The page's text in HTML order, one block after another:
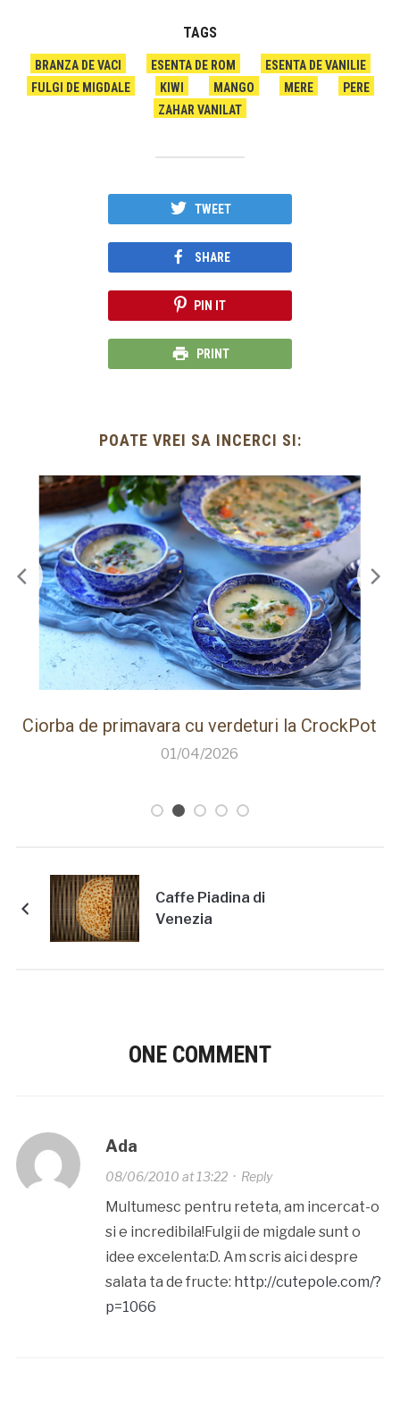
TAGS
BRANZA DE VACI ESENTA DE ROM
ESENTA DE VANILIE
FULGI DE MIGDALE
KIWI MANGO MERE
PERE
ZAHAR VANILAT
TWEET
SHARE
PIN IT
PRINT
POATE VREI SA INCERCI SI:
Paine de casa rapida la Thermomix cu faina
care creste singura
Caffe Piadina di
Venezia
ONE COMMENT
Ada
08/06/2010 at 13:22· Reply
Multumesc pentru reteta, am incercat-o
si e incredibila!Fulgii de migdale sunt o
idee excelenta:D. Am scris aici despre
salata ta de fructe: http://cutepole.com/?
p=1066